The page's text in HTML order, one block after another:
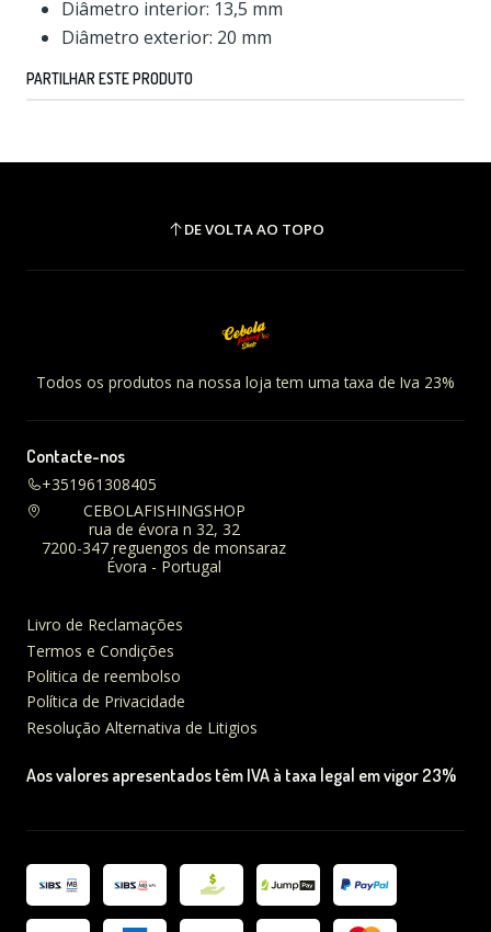
Diâmetro interior: 13,5 mm
Diâmetro exterior: 20 mm
PARTILHAR ESTE PRODUTO
DE VOLTA AO TOPO
Todos os produtos na nossa loja tem uma taxa de Iva 23%
Contacte-nos
+351961308405
CEBOLAFISHINGSHOP
rua de évora n 32, 32
7200-347 reguengos de monsaraz
Évora - Portugal
Livro de Reclamações
Termos e Condições
Politica de reembolso
Política de Privacidade
Resolução Alternativa de Litigios
Aos valores apresentados têm IVA à taxa legal em vigor 23%